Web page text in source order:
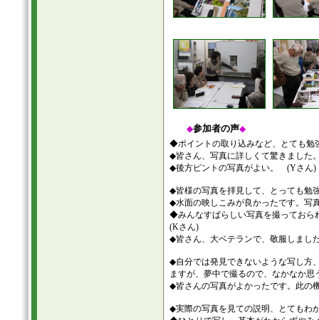
◆参加者の声◆
◆ポイントの取り込みなど、とても
◆皆さん、写真に詳しくて驚きまし
◆後方ピントの写真がよい。 (Yさん)
◆皆様の写真を拝見して、とっても勉
◆水面の映しこみが良かったです。
◆みんなすばらしい写真を撮って
(Kさん)
◆皆さん、大ベテランで、敬服しまし
◆自分では発見できないような写し方
ますが、夢中で撮るので、なかなか
◆皆さんの写真がよかったです。此
◆実際の写真を見ての説明、とても